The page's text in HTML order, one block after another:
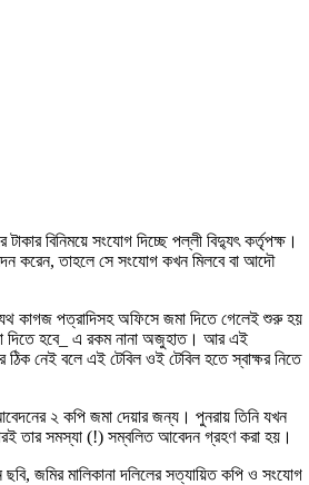
বিনিময়ে সংযোগ দিচ্ছে পল্লী বিদ্যুৎ কর্তৃপক্ষ।
করেন, তাহলে সে সংযোগ কখন মিলবে বা আদৌ
কাগজ পত্রাদিসহ অফিসে জমা দিতে গেলেই শুরু হয়
দিতে হবে_ এ রকম নানা অজুহাত। আর এই
নেই বলে এই টেবিল ওই টেবিল হতে স্বাক্ষর নিতে
২ কপি জমা দেয়ার জন্য। পুনরায় তিনি যখন
তার সমস্যা (!) সম্বলিত আবেদন গ্রহণ করা হয়।
জমির মালিকানা দলিলের সত্যায়িত কপি ও সংযোগ